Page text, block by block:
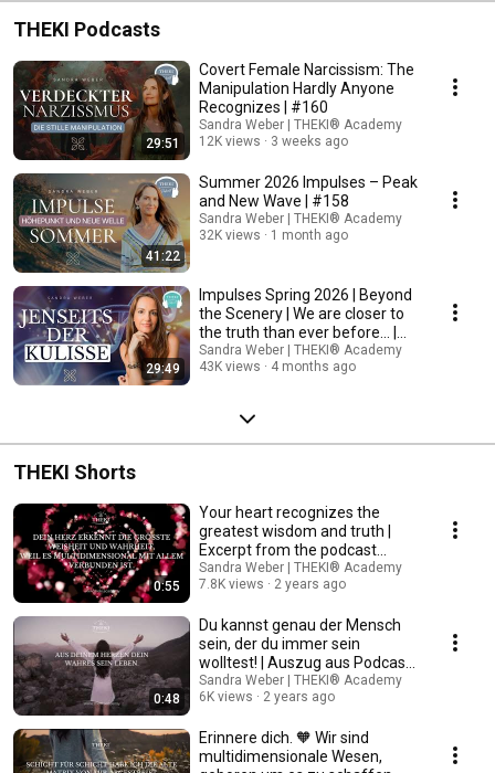
THEKI Podcasts
29:51
Covert Female Narcissism: The
Manipulation Hardly Anyone
Recognizes | #160
Sandra Weber | THEKI® Academy
12K views
3 weeks ago
41:22
Summer 2026 Impulses – Peak
and New Wave | #158
Sandra Weber | THEKI® Academy
32K views
1 month ago
29:49
Impulses Spring 2026 | Beyond
the Scenery | We are closer to
the truth than ever before... |
Podc...
Sandra Weber | THEKI® Academy
43K views
4 months ago
THEKI Shorts
0:55
Your heart recognizes the
greatest wisdom and truth |
Excerpt from the podcast
Intuition vs. Gut ...
Sandra Weber | THEKI® Academy
7.8K views
2 years ago
0:48
Du kannst genau der Mensch
sein, der du immer sein
wolltest! | Auszug aus Podcast
#101
Sandra Weber | THEKI® Academy
6K views
2 years ago
Erinnere dich. 🧡 Wir sind
multidimensionale Wesen,